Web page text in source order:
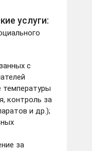
услуги:
с
температуры
контроль за
и др.);
за